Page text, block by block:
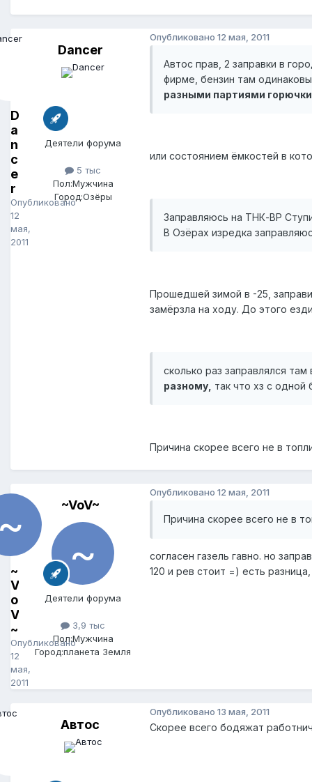
D
a
n
c
e
r
Опубликовано
12
мая,
2011
Dancer
Деятели форума
5 тыс
Пол:Мужчина
Город:Озёры
Опубликовано 12 мая, 2011
Автос прав, 2 заправки в
фирме, бензин там
разными партиями горючки
или состоянием ёмкостей в
Заправляюсь на ТНК-ВР
В Озёрах изредка
Прошедшей зимой в -25,
замёрзла на ходу. До этого
сколько раз заправлялся
разному, так что хз с одной
Причина скорее всего не в
~
V
o
V
~
Опубликовано
12
мая,
2011
~VoV~
Деятели форума
3,9 тыс
Пол:Мужчина
Город:планета Земля
Опубликовано 12 мая, 2011
Причина скорее всего не в
согласен газель гавно. но
120 и рев стоит =) есть
Автос
Опубликовано 13 мая, 2011
Скорее всего бодяжат